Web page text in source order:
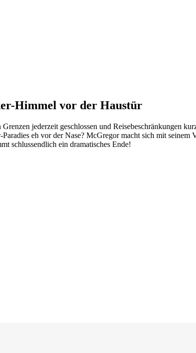
Himmel vor der Haustür
jederzeit geschlossen und Reisebeschränkungen
eh vor der Nase? McGregor macht sich mit
schlussendlich ein dramatisches Ende!